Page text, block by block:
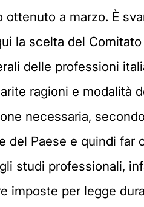
a marzo. È
la scelta del
delle professioni
ragioni e modalità
necessaria,
del Paese e quindi far
studi professionali,
imposte per legge